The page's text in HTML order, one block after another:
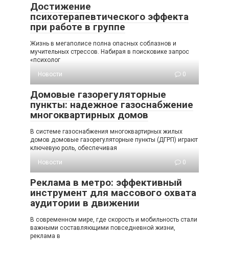
Достижение
психотерапевтического эффекта
при работе в группе
Жизнь в мегаполисе полна опасных соблазнов и
мучительных стрессов. Набирая в поисковике запрос
«психолог
Новости
0
Домовые газорегуляторные
пункты: надежное газоснабжение
многоквартирных домов
В системе газоснабжения многоквартирных жилых
домов домовые газорегуляторные пункты (ДГРП) играют
ключевую роль, обеспечивая
Новости
0
Реклама в метро: эффективный
инструмент для массового охвата
аудитории в движении
В современном мире, где скорость и мобильность стали
важными составляющими повседневной жизни,
реклама в